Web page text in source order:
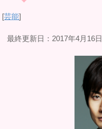
[芸能]
最終更新日：2017年4月16日